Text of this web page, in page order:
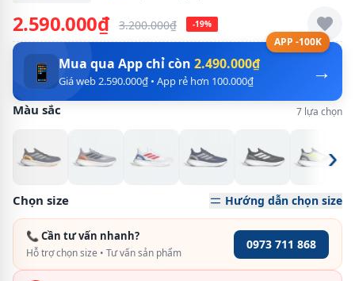
2.590.000₫ 3.200.000₫ -19%
APP -100K
→
📱 Mua qua App chỉ còn 2.490.000₫
Giá web 2.590.000₫ • App rẻ hơn 100.000₫
Màu sắc 7 lựa chọn
›
Chọn size Hướng dẫn chọn size
📞 Cần tư vấn nhanh?
Hỗ trợ chọn size • Tư vấn sản phẩm
0973 711 868